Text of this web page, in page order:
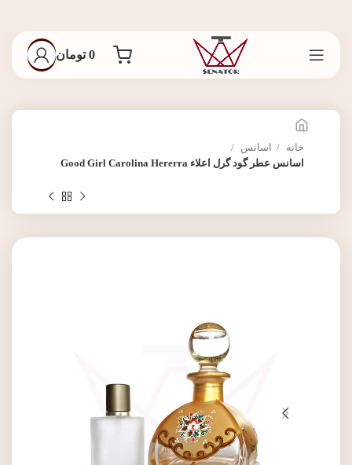
0 تومان
خانه
اسانس
اسانس عطر گود گرل اعلاء Good Girl Carolina Hererra